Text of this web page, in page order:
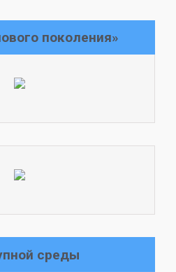
поколения»
среды